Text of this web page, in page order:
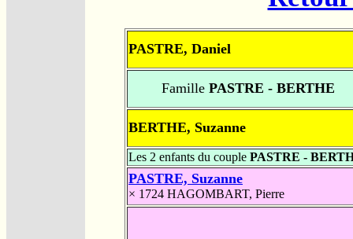
PASTRE, Daniel
FamillePASTRE - BERTHE
BERTHE, Suzanne
Les 2 enfants du couple PASTRE -
PASTRE, Suzanne
× 1724 HAGOMBART, Pierre